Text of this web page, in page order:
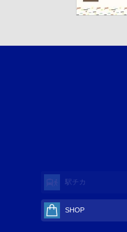
駅チカ
SHOP